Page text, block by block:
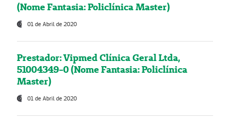
(Nome Fantasia: Policlínica Master)
01 de Abril de 2020
Prestador: Vipmed Clínica Geral Ltda,
51004349-0 (Nome Fantasia: Policlínica
Master)
01 de Abril de 2020